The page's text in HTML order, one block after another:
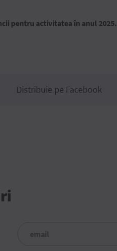
pentru activitatea în anul 2025.
Distribuie pe Facebook